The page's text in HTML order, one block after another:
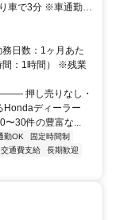
車で3分 ※車通勤
日数：1ヶ月あた
間：1時間） ※残業
し売りなし・
Hondaディーラー
件の豊富な...
勤OK
固定時間制
交通費支給
長期歓迎